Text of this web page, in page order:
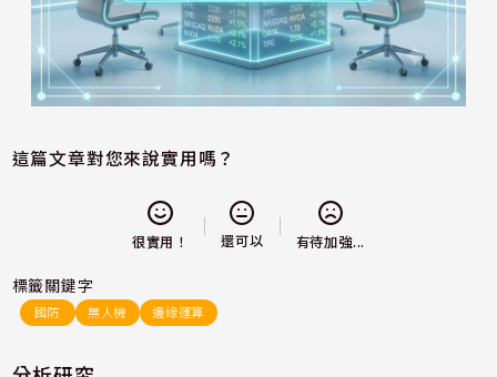
這篇文章對您來說實用嗎？
很實用！ 還可以 有待加強...
標籤關鍵字
國防 無人機 邊緣運算